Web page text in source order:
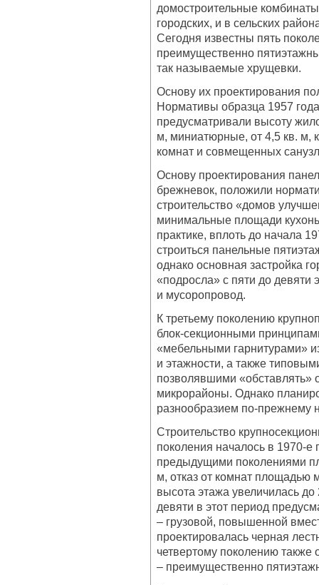
домостроительные
городских, и в сельских
Сегодня известны пять
преимущественно
так называемые хрущевки.
Основу их проектирования
Нормативы образца 1957
предусматривали высоту
м, миниатюрные, от 4,5 кв. м,
комнат и совмещенных
Основу проектирования
брежневок, положили
строительство «домов
минимальные площади
практике, вплоть до начала
строиться панельные
однако основная застройка
«подросла» с пяти до девяти
и мусоропровод.
К третьему поколению
блок-секционными
«мебельными гарнитурами»
и этажности, а также
позволявшими
микрорайоны. Однако
разнообразием по-прежнему
Строительство
поколения началось в 1970-
предыдущими поколениями
м, отказ от комнат площадью
высота этажа увеличилась
девяти в этот период
– грузовой, повышенной
проектировалась черная
четвертому поколению также
– преимущественно